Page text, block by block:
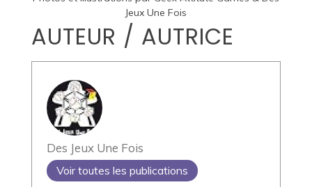
Jeux Une Fois
AUTEUR / AUTRICE
Des Jeux Une Fois
Voir toutes les publications